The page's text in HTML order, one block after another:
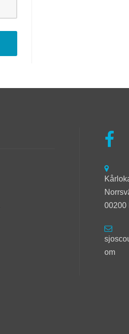
00200
om